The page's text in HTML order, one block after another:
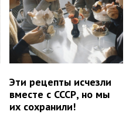
Эти рецепты исчезли
вместе с СССР, но мы
их сохранили!